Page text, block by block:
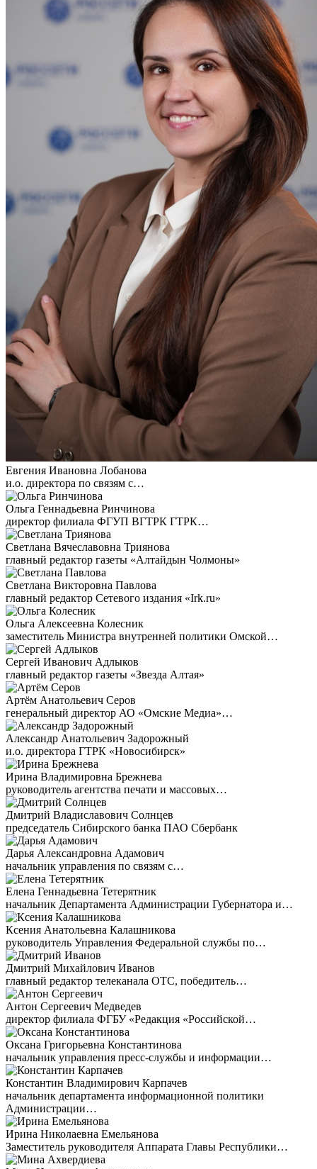
Евгения Ивановна Лобанова
и.о. директора по связям с…
Ольга Геннадьевна Ринчинова
директор филиала ФГУП ВГТРК ГТРК…
Светлана Вячеславовна Триянова
главный редактор газеты «Алтайдын Чолмоны»
Светлана Викторовна Павлова
главный редактор Сетевого издания «Irk.ru»
Ольга Алексеевна Колесник
заместитель Министра внутренней политики Омской…
Сергей Иванович Адлыков
главный редактор газеты «Звезда Алтая»
Артём Анатольевич Серов
генеральный директор АО «Омские Медиа»…
Александр Анатольевич Задорожный
и.о. директора ГТРК «Новосибирск»
Ирина Владимировна Брежнева
руководитель агентства печати и массовых…
Дмитрий Владиславович Солнцев
председатель Сибирского банка ПАО Сбербанк
Дарья Александровна Адамович
начальник управления по связям с…
Елена Геннадьевна Тетерятник
начальник Департамента Администрации Губернатора и…
Ксения Анатольевна Калашникова
руководитель Управления Федеральной службы по…
Дмитрий Михайлович Иванов
главный редактор телеканала ОТС, победитель…
Антон Сергеевич Медведев
директор филиала ФГБУ «Редакция «Российской…
Оксана Григорьевна Константинова
начальник управления пресс-службы и информации…
Константин Владимирович Карпачев
начальник департамента информационной политики
Администрации…
Ирина Николаевна Емельянова
Заместитель руководителя Аппарата Главы Республики…